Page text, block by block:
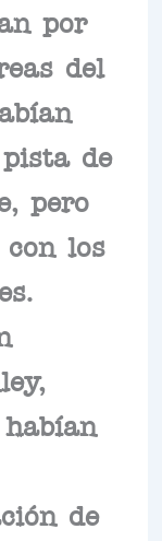
por
del
de
pero
con los
habían
de